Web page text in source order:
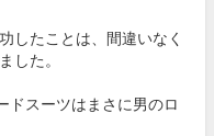
したことは、間違いなく
した。
ドスーツはまさに男のロ